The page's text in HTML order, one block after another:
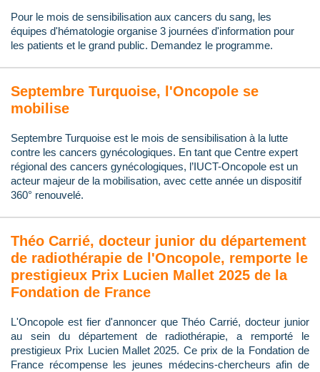
Pour le mois de sensibilisation aux cancers du sang, les
équipes d'hématologie organise 3 journées d'information pour
les patients et le grand public. Demandez le programme.
Septembre Turquoise, l'Oncopole se
mobilise
Septembre Turquoise est le mois de sensibilisation à la lutte
contre les cancers gynécologiques. En tant que Centre expert
régional des cancers gynécologiques, l’IUCT-Oncopole est un
acteur majeur de la mobilisation, avec cette année un dispositif
360° renouvelé.
Théo Carrié, docteur junior du département
de radiothérapie de l'Oncopole, remporte le
prestigieux Prix Lucien Mallet 2025 de la
Fondation de France
L'Oncopole est fier d'annoncer que Théo Carrié, docteur junior
au sein du département de radiothérapie, a remporté le
prestigieux Prix Lucien Mallet 2025. Ce prix de la Fondation de
France récompense les jeunes médecins-chercheurs afin de